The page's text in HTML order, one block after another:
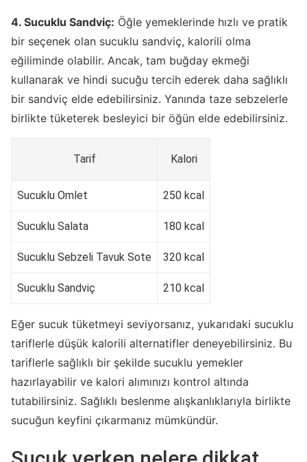
4. Sucuklu Sandviç: Öğle yemeklerinde hızlı ve pratik
bir seçenek olan sucuklu sandviç, kalorili olma
eğiliminde olabilir. Ancak, tam buğday ekmeği
kullanarak ve hindi sucuğu tercih ederek daha sağlıklı
bir sandviç elde edebilirsiniz. Yanında taze sebzelerle
birlikte tüketerek besleyici bir öğün elde edebilirsiniz.
Tarif Kalori
Sucuklu Omlet 250 kcal
Sucuklu Salata 180 kcal
Sucuklu Sebzeli Tavuk Sote 320 kcal
Sucuklu Sandviç 210 kcal
Eğer sucuk tüketmeyi seviyorsanız, yukarıdaki sucuklu
tariflerle düşük kalorili alternatifler deneyebilirsiniz. Bu
tariflerle sağlıklı bir şekilde sucuklu yemekler
hazırlayabilir ve kalori alımınızı kontrol altında
tutabilirsiniz. Sağlıklı beslenme alışkanlıklarıyla birlikte
sucuğun keyfini çıkarmanız mümkündür.